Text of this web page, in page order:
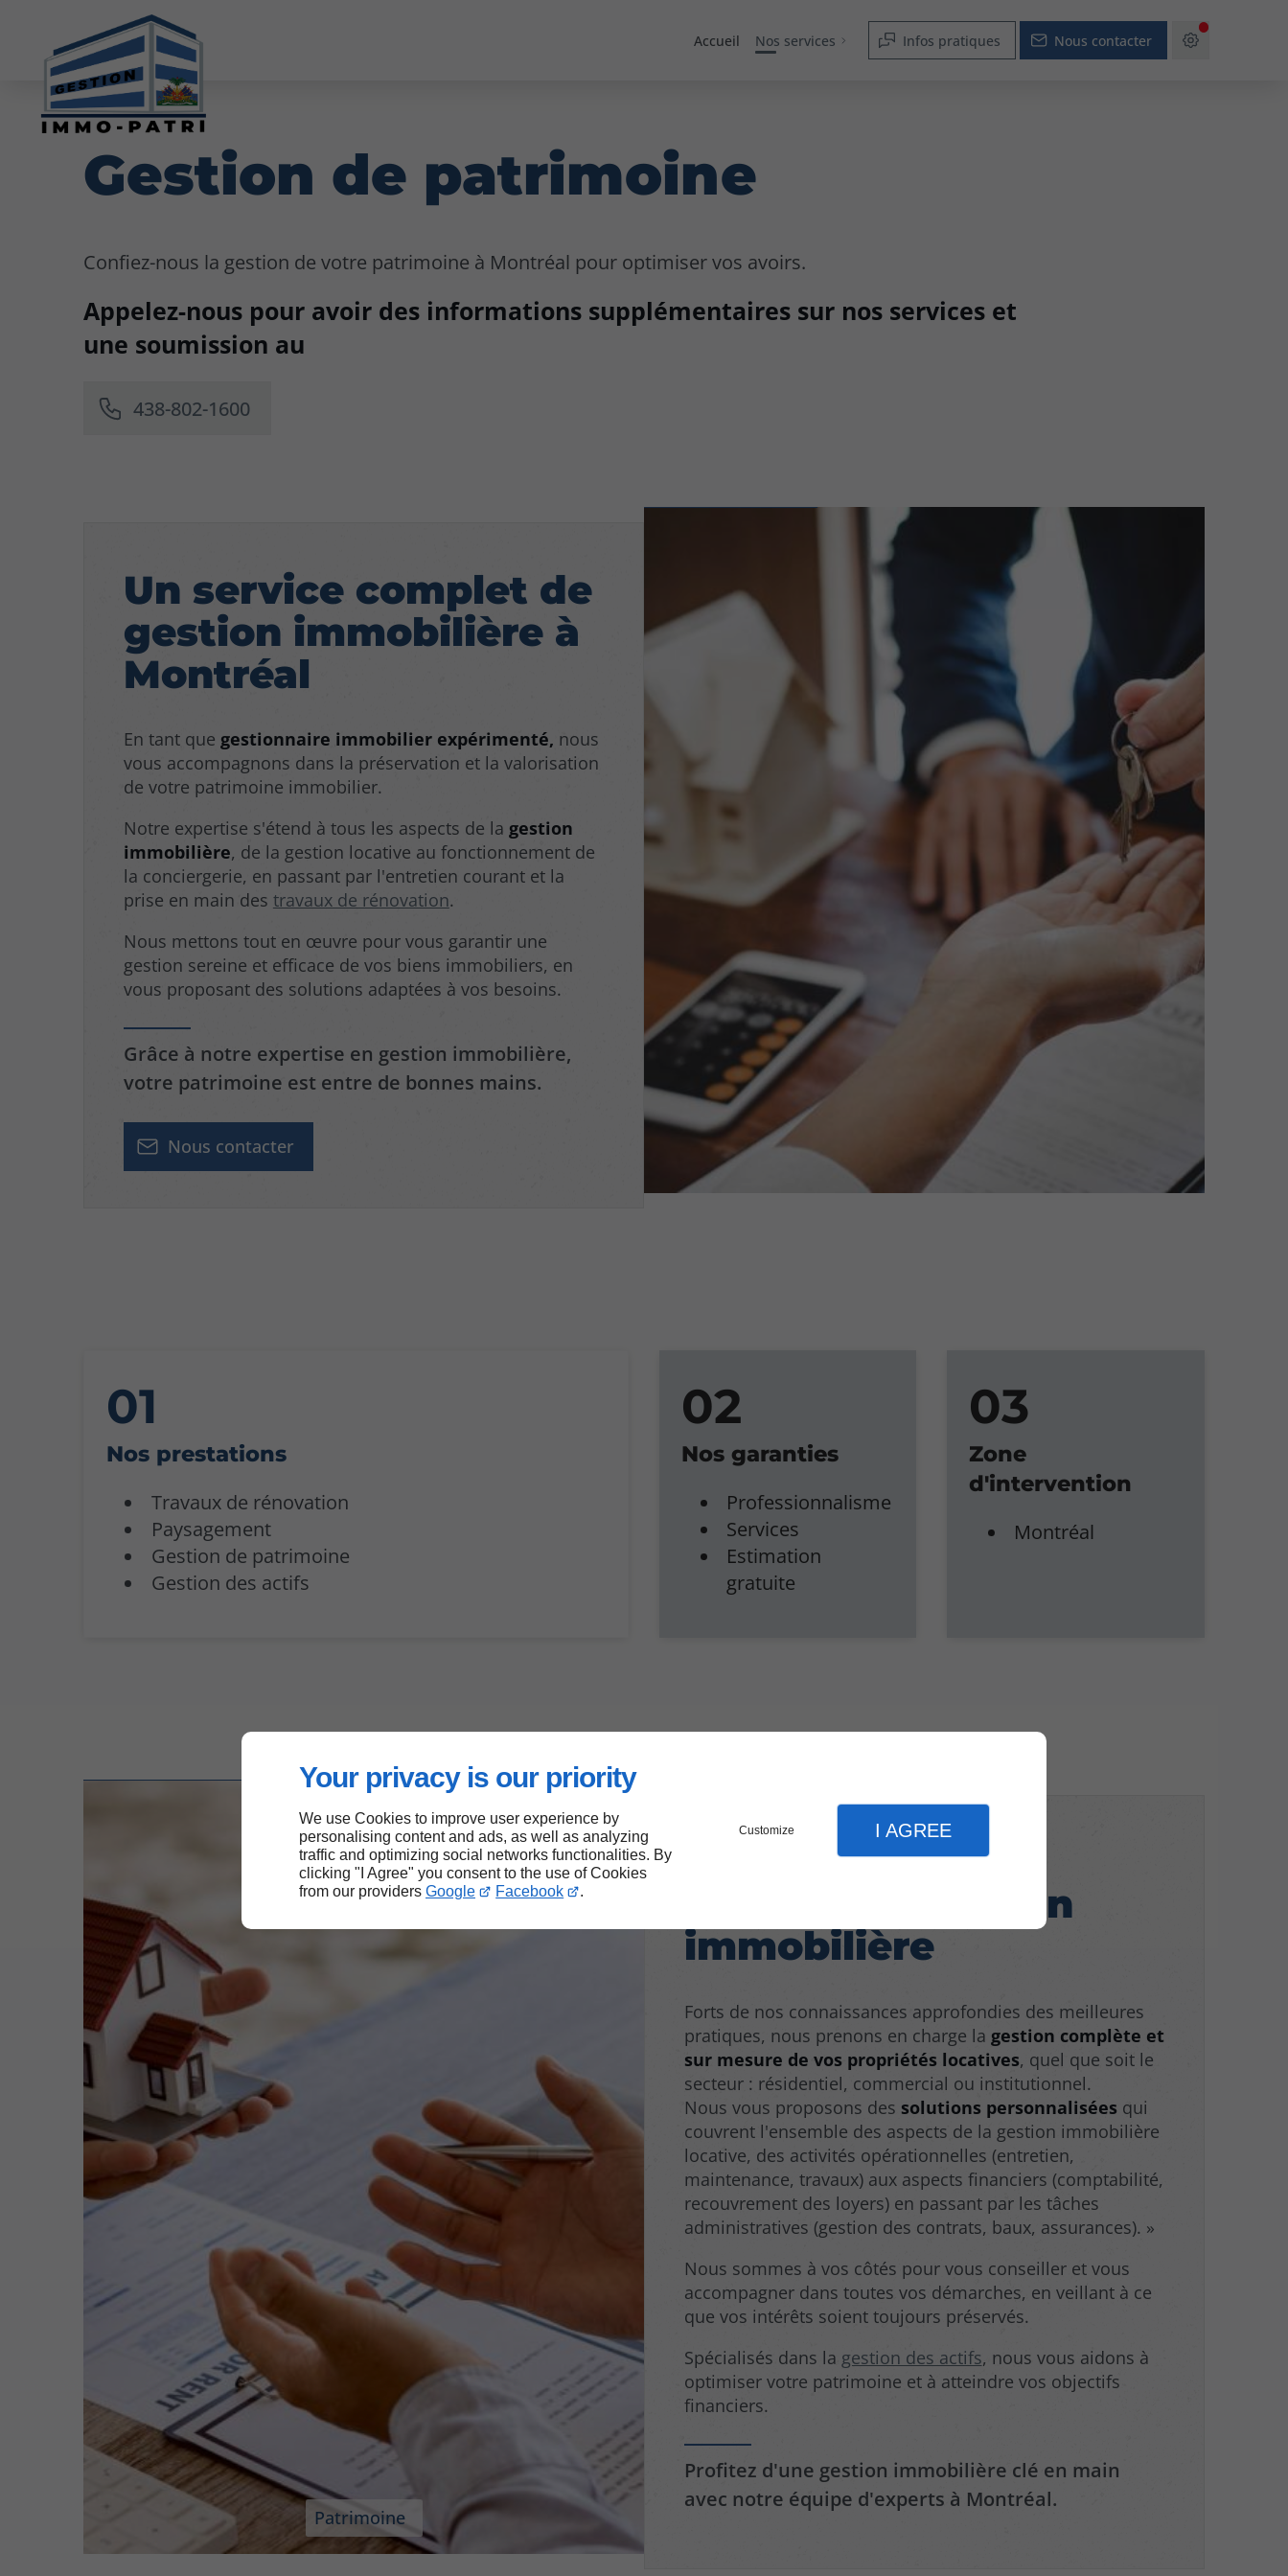
Your privacy is our priority
We use Cookies to improve user experience by
personalising content and ads, as well as analyzing
traffic and optimizing social networks functionalities. By
clicking "I Agree" you consent to the use of Cookies
from our providers Google Facebook .
Customize I AGREE
Accueil Nos services Infos pratiques Nous contacter
Gestion de patrimoine
Confiez-nous la gestion de votre patrimoine à Montréal pour optimiser vos avoirs.
Appelez-nous pour avoir des informations supplémentaires sur nos services et
une soumission au
438-802-1600
Un service complet de
gestion immobilière à
Montréal
En tant que gestionnaire immobilier expérimenté, nous
vous accompagnons dans la préservation et la valorisation
de votre patrimoine immobilier.
Notre expertise s'étend à tous les aspects de la gestion
immobilière, de la gestion locative au fonctionnement de
la conciergerie, en passant par l'entretien courant et la
prise en main des travaux de rénovation.
Nous mettons tout en œuvre pour vous garantir une
gestion sereine et efficace de vos biens immobiliers, en
vous proposant des solutions adaptées à vos besoins.
Grâce à notre expertise en gestion immobilière,
votre patrimoine est entre de bonnes mains.
Nous contacter
Nos prestations
Travaux de rénovation
Paysagement
Gestion de patrimoine
Gestion des actifs
Nos garanties
Professionnalisme
Services
Estimation
gratuite
Zone
d'intervention
Montréal
Des solutions sur
mesure en gestion
immobilière
Forts de nos connaissances approfondies des meilleures
pratiques, nous prenons en charge la gestion complète et
sur mesure de vos propriétés locatives, quel que soit le
secteur : résidentiel, commercial ou institutionnel.
Nous vous proposons des solutions personnalisées qui
couvrent l'ensemble des aspects de la gestion immobilière
locative, des activités opérationnelles (entretien,
maintenance, travaux) aux aspects financiers (comptabilité,
recouvrement des loyers) en passant par les tâches
administratives (gestion des contrats, baux, assurances). »
Nous sommes à vos côtés pour vous conseiller et vous
accompagner dans toutes vos démarches, en veillant à ce
que vos intérêts soient toujours préservés.
Spécialisés dans la gestion des actifs, nous vous aidons à
optimiser votre patrimoine et à atteindre vos objectifs
financiers.
Profitez d'une gestion immobilière clé en main
avec notre équipe d'experts à Montréal.
Patrimoine